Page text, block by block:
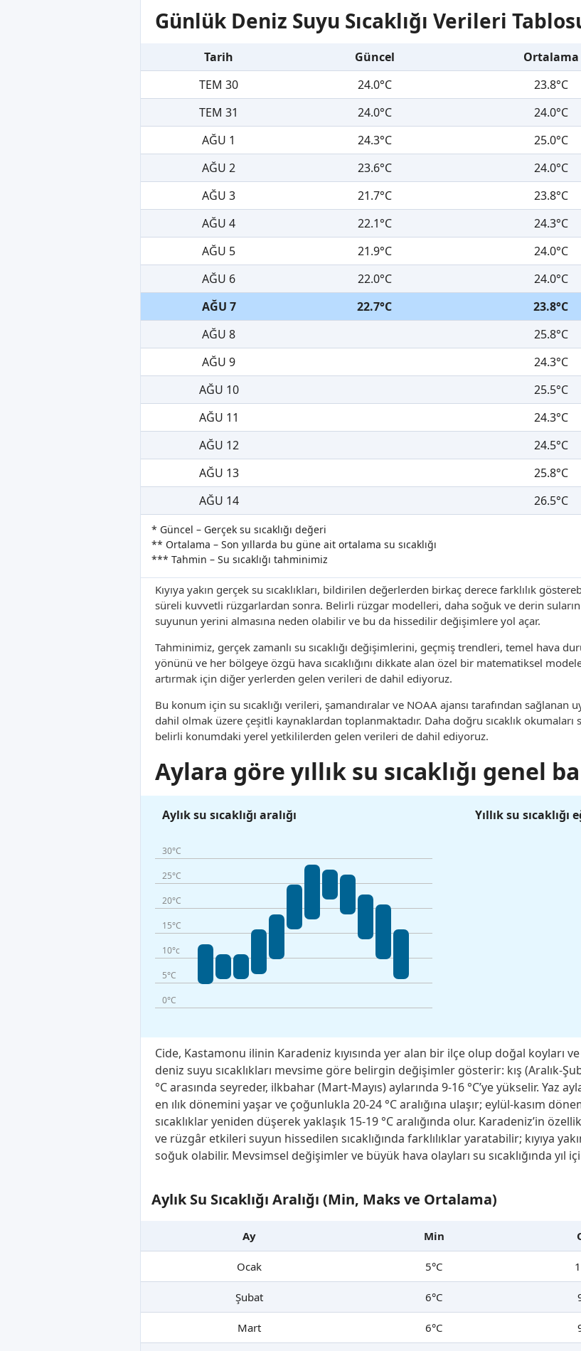
Günlük Deniz Suyu Sıcaklığı Verileri
Tarih Güncel Ortalama
TEM 30
24.0°C
23.8°C
TEM 31
24.0°C
24.0°C
AĞU 1
24.3°C
25.0°C
AĞU 2
23.6°C
24.0°C
AĞU 3
21.7°C
23.8°C
AĞU 4
22.1°C
24.3°C
AĞU 5
21.9°C
24.0°C
AĞU 6
22.0°C
24.0°C
AĞU 7
22.7°C 23.8°C
AĞU 8
25.8°C
AĞU 9
24.3°C
AĞU 10
25.5°C
AĞU 11
24.3°C
AĞU 12
24.5°C
AĞU 13
25.8°C
AĞU 14
26.5°C
* Güncel – Gerçek su sıcaklığı değeri
** Ortalama – Son yıllarda bu güne ait ortalama su sıcaklığı
*** Tahmin – Su sıcaklığı tahminimiz
Kıyıya yakın gerçek su sıcaklıkları, bildirilen değerlerden birkaç derece farklılık
süreli kuvvetli rüzgarlardan sonra. Belirli rüzgar modelleri, daha soğuk ve derin suların
suyunun yerini almasına neden olabilir ve bu da hissedilir değişimlere yol açar.
Tahminimiz, gerçek zamanlı su sıcaklığı değişimlerini, geçmiş trendleri, temel hava
yönünü ve her bölgeye özgü hava sıcaklığını dikkate alan özel bir matematiksel
artırmak için diğer yerlerden gelen verileri de dahil ediyoruz.
Bu konum için su sıcaklığı verileri, şamandıralar ve NOAA ajansı tarafından sağlanan
dahil olmak üzere çeşitli kaynaklardan toplanmaktadır. Daha doğru sıcaklık
belirli konumdaki yerel yetkililerden gelen verileri de dahil ediyoruz.
Aylara göre yıllık su sıcaklığı genel
Aylık su sıcaklığı aralığı
30°C
25°C
20°C
15°C
10°c
5°C
0°C
Yıllık su sıcaklığı
Cide, Kastamonu ilinin Karadeniz kıyısında yer alan bir ilçe olup doğal koyları
deniz suyu sıcaklıkları mevsime göre belirgin değişimler gösterir: kış (Aralık-
°C arasında seyreder, ilkbahar (Mart-Mayıs) aylarında 9-16 °C’ye yükselir. Yaz
en ılık dönemini yaşar ve çoğunlukla 20-24 °C aralığına ulaşır; eylül-kasım
sıcaklıklar yeniden düşerek yaklaşık 15-19 °C aralığında olur. Karadeniz’in
ve rüzgâr etkileri suyun hissedilen sıcaklığında farklılıklar yaratabilir; kıyıya
soğuk olabilir. Mevsimsel değişimler ve büyük hava olayları su sıcaklığında yıl
Aylık Su Sıcaklığı Aralığı (Min, Maks ve Ortalama)
Ay Min
Ocak 5°C
Şubat 6°C
Mart 6°C